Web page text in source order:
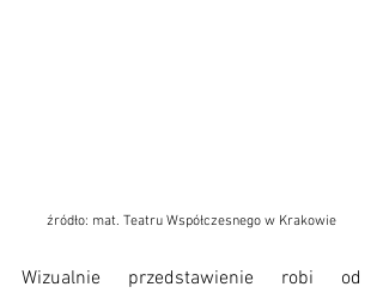
źródło: mat. Teatru Współczesnego w Krakowie
Wizualnie przedstawienie robi od